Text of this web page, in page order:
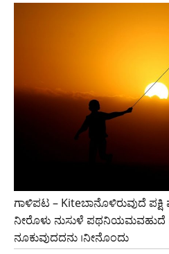
ಗಾಳಿಪಟ – Kiteಬಾನೊಳಿರುವುದೆ
ನೀರೊಳು ನುಸುಳೆ ಪಥನಿಯಮವಹುದೆ
ನೂಕುವುದದನು ।ನೀನೊಂದು